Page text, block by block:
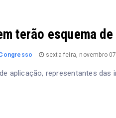
terão esquema
sexta-feira, novembro
aplicação, representantes